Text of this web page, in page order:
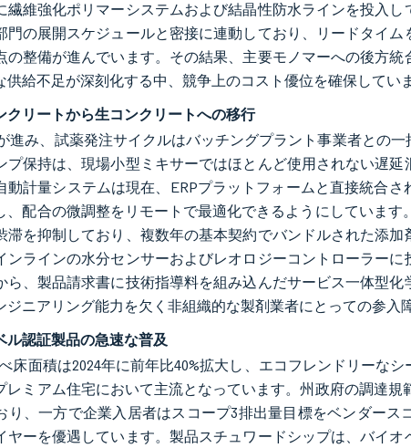
繊維強化ポリマーシステムおよび結晶性防水ラインを投入
門の展開スケジュールと密接に連動しており、リードタイ
の整備が進んでいます。その結果、主要モノマーへの後方
供給不足が深刻化する中、競争上のコスト優位を確保していま
クリートから生コンクリートへの移行
進み、試薬発注サイクルはバッチングプラント事業者との
プ保持は、現場小型ミキサーではほとんど使用されない遅
動計量システムは現在、ERPプラットフォームと直接統合
、配合の微調整をリモートで最適化できるようにしていま
滞を抑制しており、複数年の基本契約でバンドルされた添
ンラインの水分センサーおよびレオロジーコントローラー
ら、製品請求書に技術指導料を組み込んだサービス一体型
ジニアリング能力を欠く非組織的な製剤業者にとっての参入
ル認証製品の急速な普及
床面積は2024年に前年比40%拡大し、エコフレンドリーな
レミアム住宅において主流となっています。州政府の調達
り、一方で企業入居者はスコープ3排出量目標をベンダー
ヤーを優遇しています。製品スチュワードシップは、バイ